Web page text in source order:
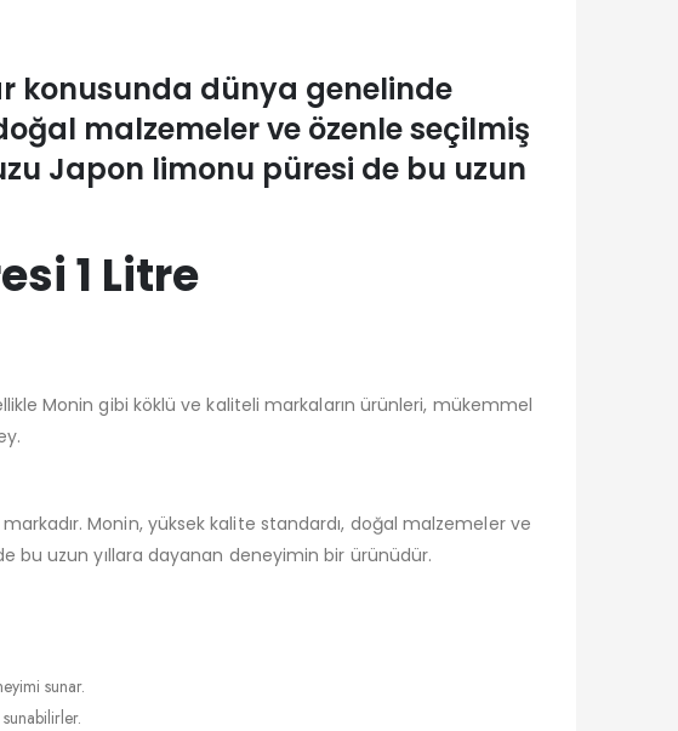
konusunda dünya genelinde
malzemeler ve özenle seçilmiş
Japon limonu püresi de bu uzun
1 Litre
Monin gibi köklü ve kaliteli markaların ürünleri, mükemmel
Monin, yüksek kalite standardı, doğal malzemeler ve
bu uzun yıllara dayanan deneyimin bir ürünüdür.
sunar.